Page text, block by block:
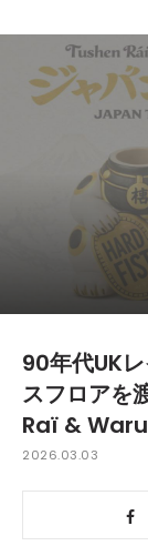
90年代UK
スフロアを
Raï &
2026.03.03